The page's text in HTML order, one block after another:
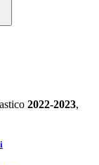
2022-2023,